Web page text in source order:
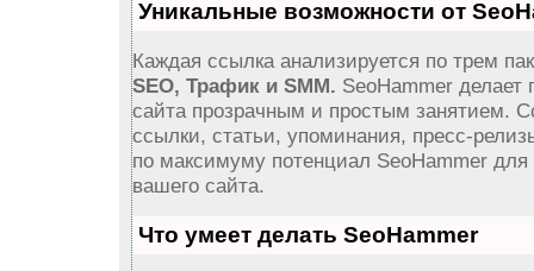
Уникальные возможности от
Каждая ссылка анализируется по трем
SEO, Трафик и SMM. SeoHammer делает
сайта прозрачным и простым занятием.
ссылки, статьи, упоминания, пресс-
по максимуму потенциал SeoHammer
вашего сайта.
Что умеет делать SeoHammer